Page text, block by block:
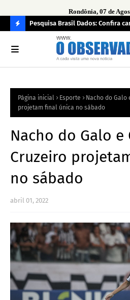
Rondônia, 07 de
O
R
Pesquisa Brasil Dados: Confira
pelo eleitorado de Rondônia
Página inicial Esporte
Nacho do Galo
projetam final única no sábado
Nacho do Galo e
Cruzeiro
no sábado
abril 01, 2022